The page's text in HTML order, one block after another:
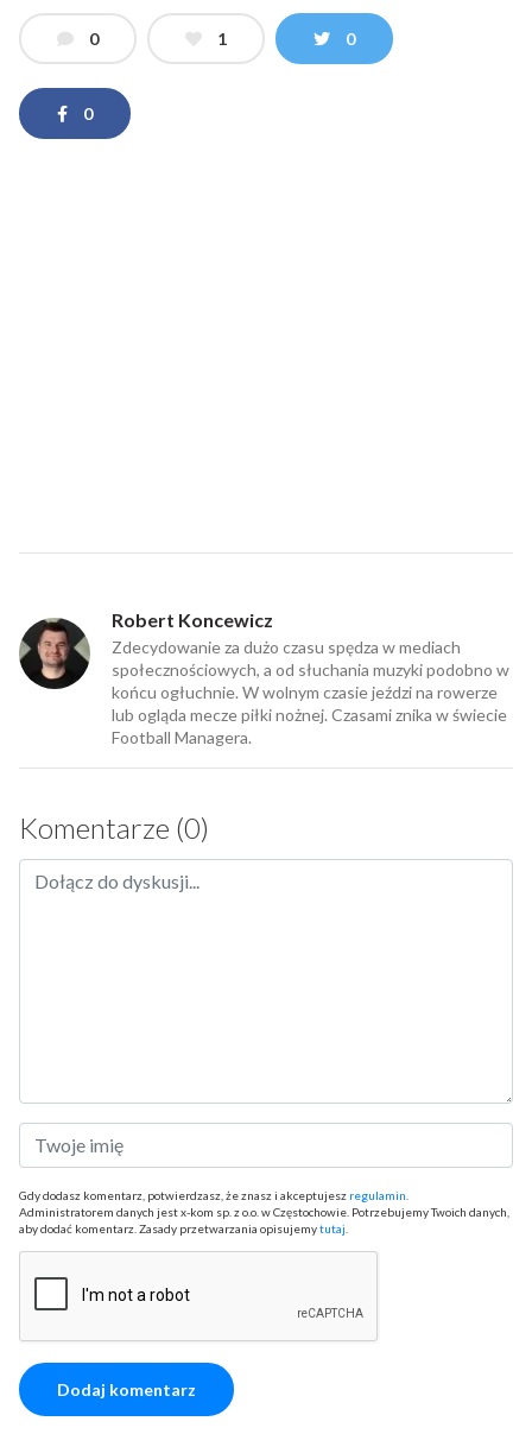
0 1 0
0
Robert Koncewicz
Zdecydowanie za dużo czasu spędza w mediach
społecznościowych, a od słuchania muzyki podobno w
końcu ogłuchnie. W wolnym czasie jeździ na rowerze
lub ogląda mecze piłki nożnej. Czasami znika w świecie
Football Managera.
Komentarze (0)
Gdy dodasz komentarz, potwierdzasz, że znasz i akceptujesz regulamin
Administratorem danych jest x-kom sp. z o.o. w Częstochowie. Potrzebujemy Twoich danych,
aby dodać komentarz. Zasady przetwarzania opisujemytutaj